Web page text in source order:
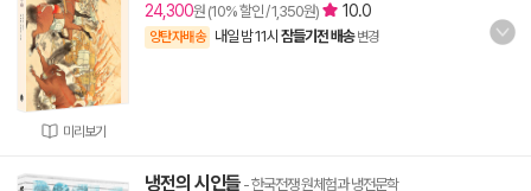
미리보기
24,300원 (10% 할인 / 1,350원) 10.0
양탄자배송 내일 밤 11시 잠들기전 배송 변경
냉전의 시인들 - 한국전쟁 원체험과 냉전문학